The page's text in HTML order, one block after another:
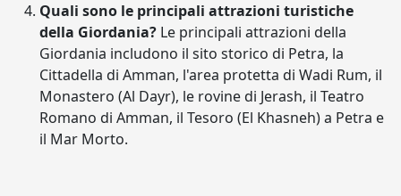
Quali sono le principali attrazioni turistiche
della Giordania? Le principali attrazioni della
Giordania includono il sito storico di Petra, la
Cittadella di Amman, l'area protetta di Wadi Rum, il
Monastero (Al Dayr), le rovine di Jerash, il Teatro
Romano di Amman, il Tesoro (El Khasneh) a Petra e
il Mar Morto.